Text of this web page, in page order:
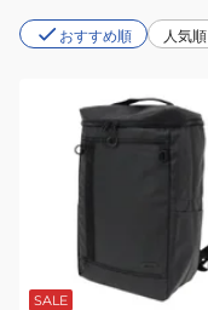
おすすめ順 人気順
SALE